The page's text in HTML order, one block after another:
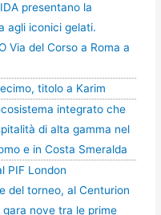
presentano la
agli iconici gelati.
Via del Corso a Roma a
titolo a Karim
integrato che
di alta gamma nel
e in Costa Smeralda
PIF London
del torneo, al Centurion
nove tra le prime